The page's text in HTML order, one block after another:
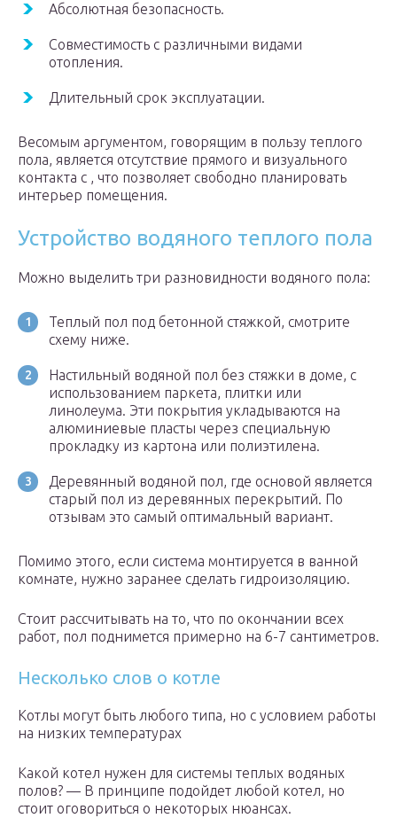
Абсолютная безопасность.
Совместимость с различными видами
отопления.
Длительный срок эксплуатации.
Весомым аргументом, говорящим в пользу теплого
пола, является отсутствие прямого и визуального
контакта с , что позволяет свободно планировать
интерьер помещения.
Устройство водяного теплого пола
Можно выделить три разновидности водяного пола:
Теплый пол под бетонной стяжкой, смотрите
схему ниже.
Настильный водяной пол без стяжки в доме, с
использованием паркета, плитки или
линолеума. Эти покрытия укладываются на
алюминиевые пласты через специальную
прокладку из картона или полиэтилена.
Деревянный водяной пол, где основой является
старый пол из деревянных перекрытий. По
отзывам это самый оптимальный вариант.
Помимо этого, если система монтируется в ванной
комнате, нужно заранее сделать гидроизоляцию.
Стоит рассчитывать на то, что по окончании всех
работ, пол поднимется примерно на 6-7 сантиметров.
Несколько слов о котле
Котлы могут быть любого типа, но с условием работы
на низких температурах
Какой котел нужен для системы теплых водяных
полов? — В принципе подойдет любой котел, но
стоит оговориться о некоторых нюансах.